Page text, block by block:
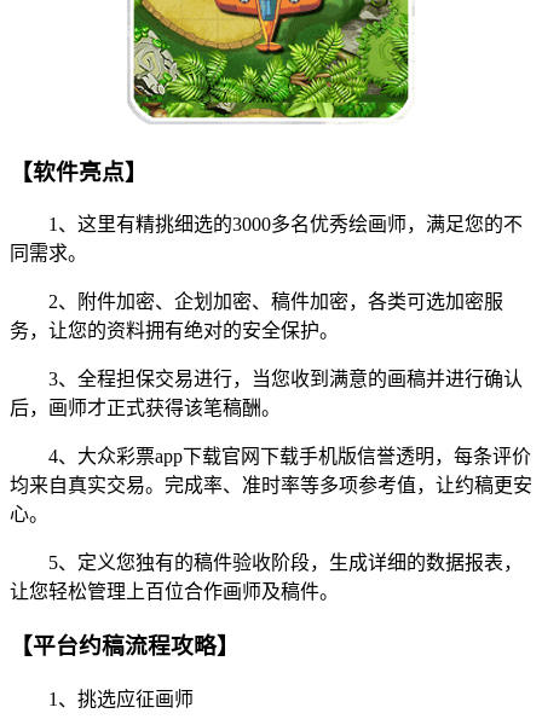
【软件亮点】
1、这里有精挑细选的3000多名优秀绘画师，满足您的不
同需求。
2、附件加密、企划加密、稿件加密，各类可选加密服
务，让您的资料拥有绝对的安全保护。
3、全程担保交易进行，当您收到满意的画稿并进行确认
后，画师才正式获得该笔稿酬。
4、大众彩票app下载官网下载手机版信誉透明，每条评价
均来自真实交易。完成率、准时率等多项参考值，让约稿更安
心。
5、定义您独有的稿件验收阶段，生成详细的数据报表，
让您轻松管理上百位合作画师及稿件。
【平台约稿流程攻略】
1、挑选应征画师